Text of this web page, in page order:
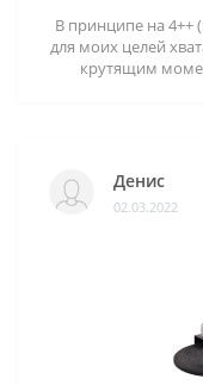
В принципе на 4++
для моих целей
крутящим
Денис
02.03.2022